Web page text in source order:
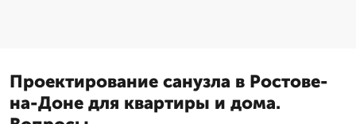
Проектирование санузла в Ростове-
на-Доне для квартиры и дома.